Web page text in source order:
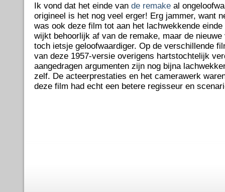
Ik vond dat het einde van de remake al
origineel is het nog veel erger! Erg jammer, want
was ook deze film tot aan het lachwekkende
wijkt behoorlijk af van de remake, maar de
toch ietsje geloofwaardiger. Op de verschillende
van deze 1957-versie overigens hartstochtelijk
aangedragen argumenten zijn nog bijna
zelf. De acteerprestaties en het camerawerk
deze film had echt een betere regisseur en